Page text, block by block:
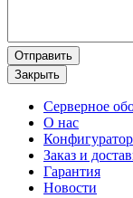
Отправить
Закрыть
Серверное
О нас
Заказ и
Гарантия
Новости